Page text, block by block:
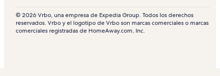
© 2026 Vrbo, una empresa de Expedia Group. Todos los derechos
reservados. Vrbo y el logotipo de Vrbo son marcas comerciales o marcas
comerciales registradas de HomeAway.com, Inc.